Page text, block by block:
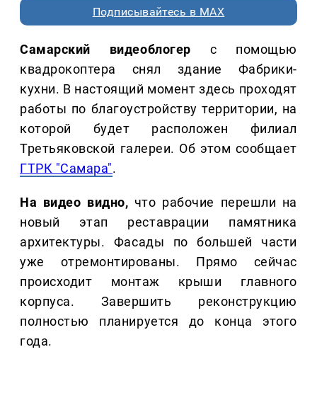
Подписывайтесь в MAX
Самарский видеоблогер с помощью
квадрокоптера снял здание Фабрики-
кухни. В настоящий момент здесь проходят
работы по благоустройству территории, на
которой будет расположен филиал
Третьяковской галереи. Об этом сообщает
ГТРК "Самара".
На видео видно, что рабочие перешли на
новый этап реставрации памятника
архитектуры. Фасады по большей части
уже отремонтированы. Прямо сейчас
происходит монтаж крыши главного
корпуса. Завершить реконструкцию
полностью планируется до конца этого
года.